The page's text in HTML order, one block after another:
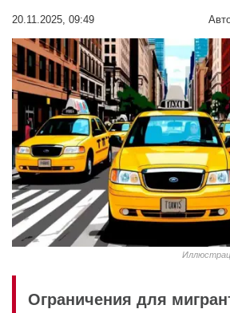
20.11.2025, 09:49
Ограничения для